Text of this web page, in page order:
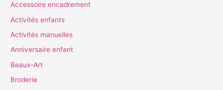
Accessoire encadrement
Activités enfants
Activités manuelles
Anniversaire enfant
Beaux-Art
Broderie